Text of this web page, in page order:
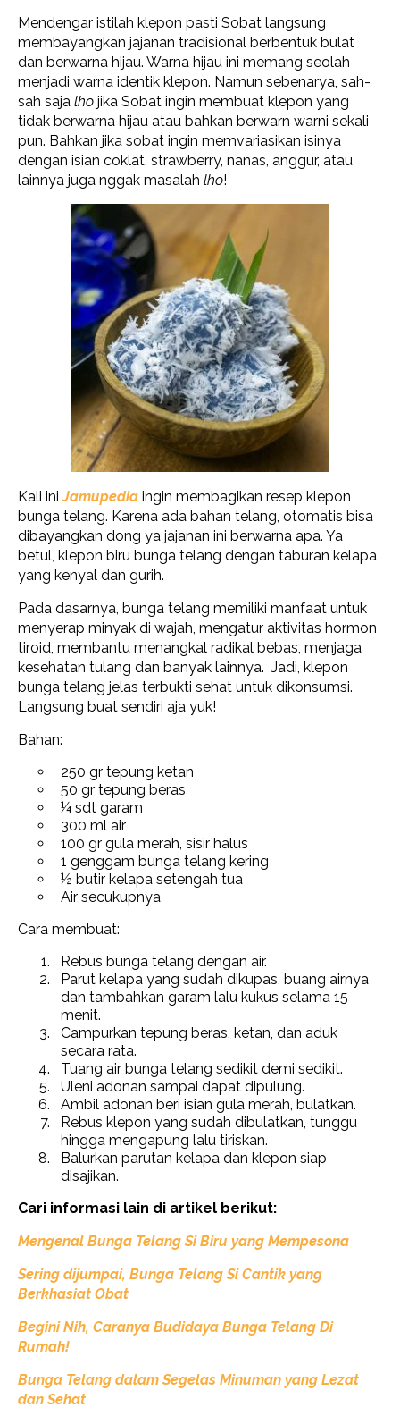
Mendengar istilah klepon pasti Sobat langsung
membayangkan jajanan tradisional berbentuk bulat
dan berwarna hijau. Warna hijau ini memang seolah
menjadi warna identik klepon. Namun sebenarya, sah-
sah saja lho jika Sobat ingin membuat klepon yang
tidak berwarna hijau atau bahkan berwarn warni sekali
pun. Bahkan jika sobat ingin memvariasikan isinya
dengan isian coklat, strawberry, nanas, anggur, atau
lainnya juga nggak masalah lho!
Kali iniJamupedia ingin membagikan resep klepon
bunga telang. Karena ada bahan telang, otomatis bisa
dibayangkan dong ya jajanan ini berwarna apa. Ya
betul, klepon biru bunga telang dengan taburan kelapa
yang kenyal dan gurih.
Pada dasarnya, bunga telang memiliki manfaat untuk
menyerap minyak di wajah, mengatur aktivitas hormon
tiroid, membantu menangkal radikal bebas, menjaga
kesehatan tulang dan banyak lainnya. Jadi, klepon
bunga telang jelas terbukti sehat untuk dikonsumsi.
Langsung buat sendiri aja yuk!
Bahan:
250 gr tepung ketan
50 gr tepung beras
¼ sdt garam
300 ml air
100 gr gula merah, sisir halus
1 genggam bunga telang kering
½ butir kelapa setengah tua
Air secukupnya
Cara membuat:
Rebus bunga telang dengan air.
Parut kelapa yang sudah dikupas, buang airnya
dan tambahkan garam lalu kukus selama 15
menit.
Campurkan tepung beras, ketan, dan aduk
secara rata.
Tuang air bunga telang sedikit demi sedikit.
Uleni adonan sampai dapat dipulung.
Ambil adonan beri isian gula merah, bulatkan.
Rebus klepon yang sudah dibulatkan, tunggu
hingga mengapung lalu tiriskan.
Balurkan parutan kelapa dan klepon siap
disajikan.
Cari informasi lain di artikel berikut:
Mengenal Bunga Telang Si Biru yang Mempesona
Sering dijumpai, Bunga Telang Si Cantik yang
Berkhasiat Obat
BeginiNih, Caranya Budidaya Bunga Telang Di
Rumah!
Bunga Telang dalam Segelas Minuman yang Lezat
dan Sehat